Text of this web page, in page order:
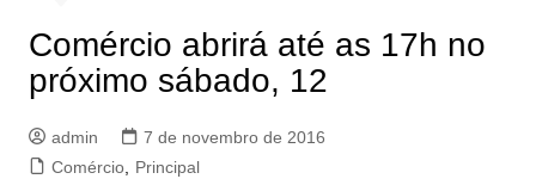
Comércio abrirá até as 17h no
próximo sábado, 12
admin
7 de novembro de 2016
Comércio, Principal